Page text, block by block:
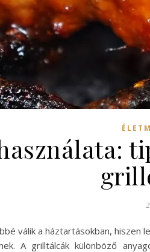
válik a háztartásokban,
A grilltálcák különböző